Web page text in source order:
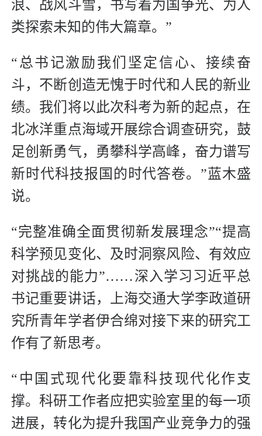
浪、战风斗雪，书写着为国争光、为人
类探索未知的伟大篇章。”
“总书记激励我们坚定信心、接续奋
斗，不断创造无愧于时代和人民的新业
绩。我们将以此次科考为新的起点，在
北冰洋重点海域开展综合调查研究，鼓
足创新勇气，勇攀科学高峰，奋力谱写
新时代科技报国的时代答卷。”蓝木盛
说。
“完整准确全面贯彻新发展理念”“提高
科学预见变化、及时洞察风险、有效应
对挑战的能力”……深入学习习近平总
书记重要讲话，上海交通大学李政道研
究所青年学者伊合绵对接下来的研究工
作有了新思考。
“中国式现代化要靠科技现代化作支
撑。科研工作者应把实验室里的每一项
进展，转化为提升我国产业竞争力的强